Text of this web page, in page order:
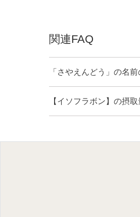
関連FAQ
「さやえんどう」の名
【イソフラボン】の摂